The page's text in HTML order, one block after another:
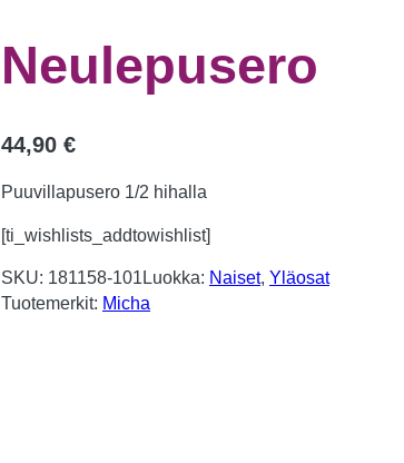
Neulepusero
44,90 €
Puuvillapusero 1/2 hihalla
[ti_wishlists_addtowishlist]
SKU: 181158-101Luokka: Naiset, Yläosat
Tuotemerkit: Micha